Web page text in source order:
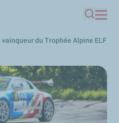
contenu
vainqueur du Trophée Alpine ELF